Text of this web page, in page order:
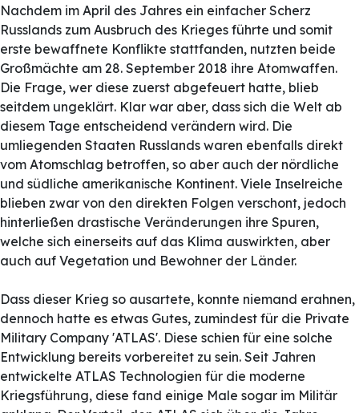
Nachdem im April des Jahres ein einfacher Scherz
Russlands zum Ausbruch des Krieges führte und somit
erste bewaffnete Konflikte stattfanden, nutzten beide
Großmächte am 28. September 2018 ihre Atomwaffen.
Die Frage, wer diese zuerst abgefeuert hatte, blieb
seitdem ungeklärt. Klar war aber, dass sich die Welt ab
diesem Tage entscheidend verändern wird. Die
umliegenden Staaten Russlands waren ebenfalls direkt
vom Atomschlag betroffen, so aber auch der nördliche
und südliche amerikanische Kontinent. Viele Inselreiche
blieben zwar von den direkten Folgen verschont, jedoch
hinterließen drastische Veränderungen ihre Spuren,
welche sich einerseits auf das Klima auswirkten, aber
auch auf Vegetation und Bewohner der Länder.
Dass dieser Krieg so ausartete, konnte niemand erahnen,
dennoch hatte es etwas Gutes, zumindest für die Private
Military Company 'ATLAS'. Diese schien für eine solche
Entwicklung bereits vorbereitet zu sein. Seit Jahren
entwickelte ATLAS Technologien für die moderne
Kriegsführung, diese fand einige Male sogar im Militär